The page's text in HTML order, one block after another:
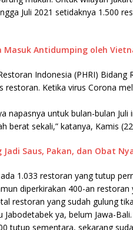
Juli 2021 setidaknya 1.500
Masuk Antidumping oleh
Indonesia (PHRI) Bidang
restoran. Ketika virus Corona
napasnya untuk bulan-bulan Juli
berat sekali,” katanya, Kamis
Saus, Pakan, dan Obat
1.033 restoran yang tutup
diperkirakan 400-an
restoran yang sudah gulung
ya, belum Jawa-
tutup sementara, sekarang